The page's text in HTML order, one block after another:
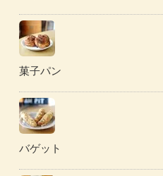
菓子パン
バゲット